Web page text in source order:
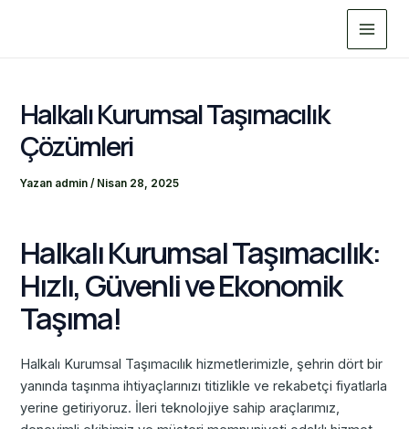
Main
Menu
Halkalı Kurumsal Taşımacılık
Çözümleri
Yazan admin/ Nisan 28, 2025
Halkalı Kurumsal Taşımacılık:
Hızlı, Güvenli ve Ekonomik
Taşıma!
Halkalı Kurumsal Taşımacılık hizmetlerimizle, şehrin dört bir
yanında taşınma ihtiyaçlarınızı titizlikle ve rekabetçi fiyatlarla
yerine getiriyoruz. İleri teknolojiye sahip araçlarımız,